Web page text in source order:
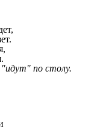
"идут" по столу.